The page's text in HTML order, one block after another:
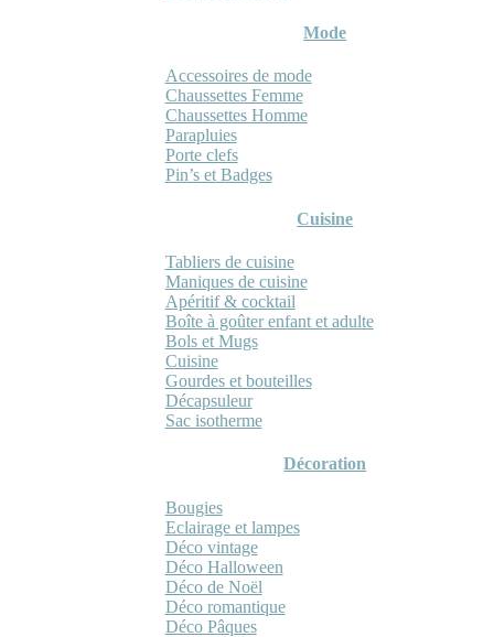
Mode
Accessoires de mode
Chaussettes Femme
Chaussettes Homme
Parapluies
Porte clefs
Pin’s et Badges
Cuisine
Tabliers de cuisine
Maniques de cuisine
Apéritif & cocktail
Boîte à goûter enfant et adulte
Bols et Mugs
Cuisine
Gourdes et bouteilles
Décapsuleur
Sac isotherme
Décoration
Bougies
Eclairage et lampes
Déco vintage
Déco Halloween
Déco de Noël
Déco romantique
Déco Pâques